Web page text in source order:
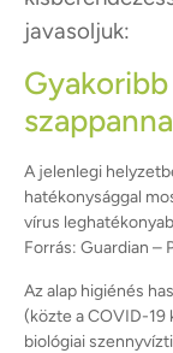
javasoljuk:
A jelenlegi
hatékonysággal
vírus
Forrás: Guardian –
Az alap higiénés
(közte a COVID-19
biológiai